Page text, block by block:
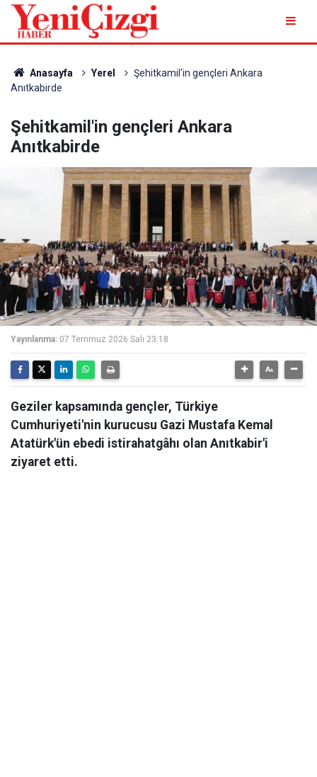
Anasayfa Yerel
Şehitkamil'in gençleri Ankara
Anıtkabirde
Şehitkamil'in gençleri Ankara
Anıtkabirde
Yayınlanma: 07 Temmuz 2026 Salı 23:18
Geziler kapsamında gençler, Türkiye
Cumhuriyeti'nin kurucusu Gazi Mustafa Kemal
Atatürk'ün ebedi istirahatgâhı olan Anıtkabir'i
ziyaret etti.